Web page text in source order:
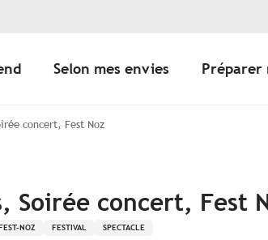
Selon mes envies Préparer
concert, Fest Noz
Soirée concert, Fest
NOZ FESTIVAL SPECTACLE